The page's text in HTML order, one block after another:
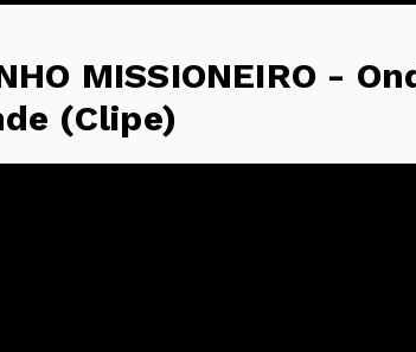
MISSIONEIRO -
(Clipe)